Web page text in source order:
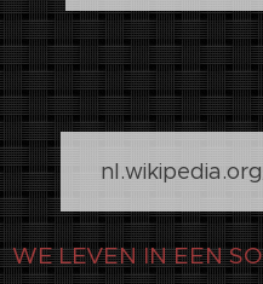
TED
WE LEVEN IN EEN